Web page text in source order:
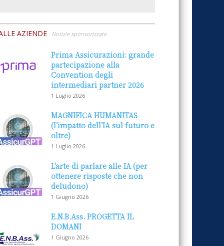
AZIENDE Notizie sponsorizzate
Prima Assicurazioni: grande
partecipazione alla
Convention degli
intermediari partner 2026
1 Luglio 2026
MAGNIFICA HUMANITAS
(l’impatto dell’IA sul futuro e
oltre)
1 Luglio 2026
L’arte di parlare alle IA (per
ottenere risposte che non
deludono)
1 Giugno 2026
E.N.B.Ass. PROGETTA IL
DOMANI
1 Giugno 2026